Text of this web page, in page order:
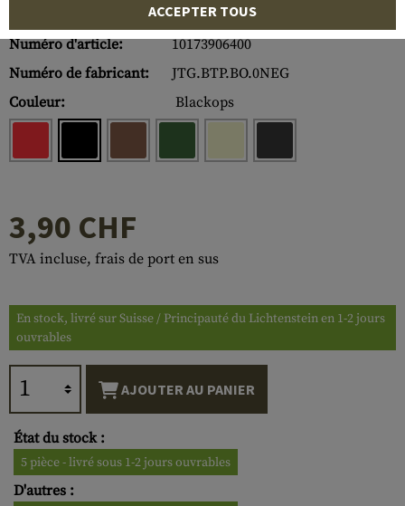
Numéro d'article:
10173906400
Numéro de fabricant:
JTG.BTP.BO.0NEG
Couleur:
Blackops
3,90 CHF
TVA incluse, frais de port en sus
En stock, livré sur Suisse / Principauté du Lichtenstein en 1-2 jours
ouvrables
AJOUTER AU PANIER
État du stock :
5 pièce - livré sous 1-2 jours ouvrables
D'autres :
ACCEPTER TOUS